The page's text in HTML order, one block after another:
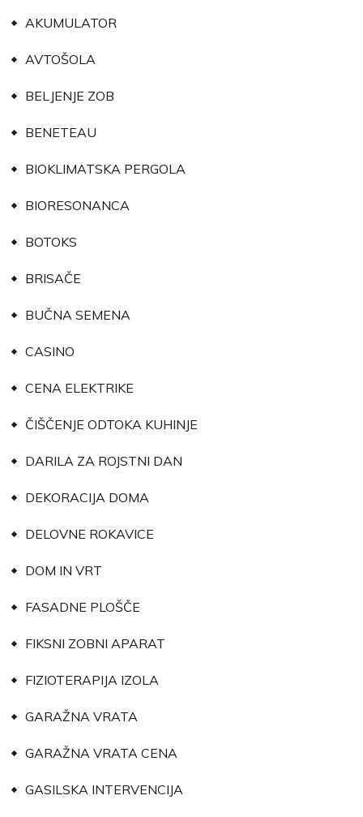
AKUMULATOR
AVTOŠOLA
BELJENJE ZOB
BENETEAU
BIOKLIMATSKA PERGOLA
BIORESONANCA
BOTOKS
BRISAČE
BUČNA SEMENA
CASINO
CENA ELEKTRIKE
ČIŠČENJE ODTOKA KUHINJE
DARILA ZA ROJSTNI DAN
DEKORACIJA DOMA
DELOVNE ROKAVICE
DOM IN VRT
FASADNE PLOŠČE
FIKSNI ZOBNI APARAT
FIZIOTERAPIJA IZOLA
GARAŽNA VRATA
GARAŽNA VRATA CENA
GASILSKA INTERVENCIJA